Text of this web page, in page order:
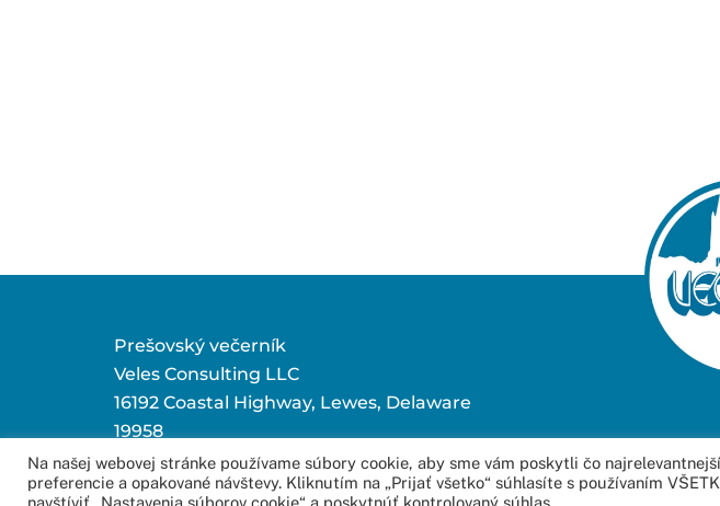
Prešovský večerník
Veles Consulting LLC
16192 Coastal Highway, Lewes, Delaware
19958
© 2016 – 2022Web Studio – Tvorba Web
Na našej webovej stránke používame súbory cookie, aby sme vám poskytli čo
preferencie a opakované návštevy. Kliknutím na „Prijať všetko“ súhlasíte s používaním
navštíviť „Nastavenia súborov cookie“ a poskytnúť kontrolovaný súhlas.